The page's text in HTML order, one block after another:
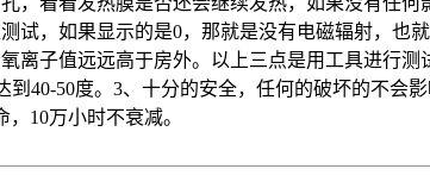
试，如果显示的是0，那就是没有电磁辐射，也
离子值远远高于房外。以上三点是用工具进行
40-50度。3、十分的安全，任何的破坏的不
10万小时不衰减。